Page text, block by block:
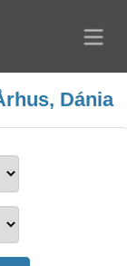
Dánia